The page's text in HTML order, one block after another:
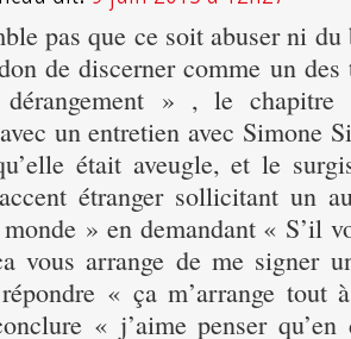
pas que ce soit abuser ni
de discerner comme un
» , le chapitre
un entretien avec Simone
était aveugle, et le
étranger sollicitant un
» en demandant « S’il
vous arrange de me signer
« ça m’arrange
« j’aime penser